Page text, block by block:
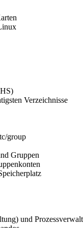
Verzeichnisse
group
Gruppen
und